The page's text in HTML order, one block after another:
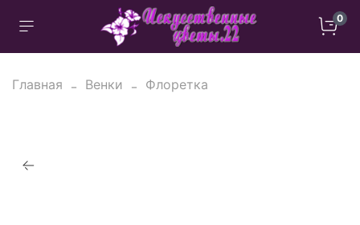
0
Главная Венки Флоретка